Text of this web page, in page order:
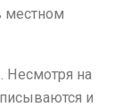
Несмотря на
и